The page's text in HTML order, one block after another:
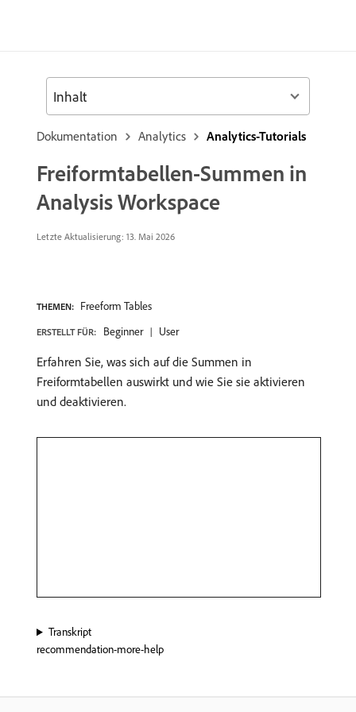
Dokumentation Analytics Analytics-Tutorials
Freiformtabellen-Summen in
Analysis Workspace
Letzte Aktualisierung: 13. Mai 2026
THEMEN: Freeform Tables
ERSTELLT FÜR: Beginner User
Erfahren Sie, was sich auf die Summen in
Freiformtabellen auswirkt und wie Sie sie aktivieren
und deaktivieren.
Transkript
recommendation-more-help
Inhalt